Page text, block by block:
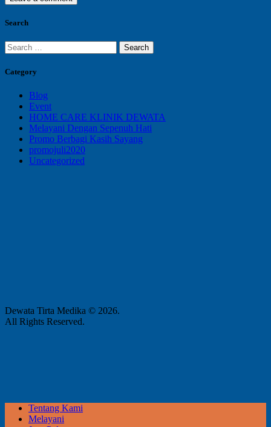
Search
Search
for:
Category
Blog
Event
HOME CARE KLINIK DEWATA
Melayani Dengan Sepenuh Hati
Promo Berbagi Kasih Sayang
promojuli2020
Uncategorized
Dewata Tirta Medika © 2026.
All Rights Reserved.
Tentang Kami
Melayani